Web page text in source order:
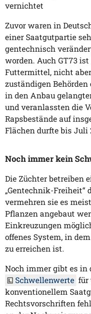
vernichtet
Zuvor waren in
einer Saatgutpartie
gentechnisch
worden. Auch GT73
Futtermittel, nicht
zuständigen
in den Anbau
und veranlassten die
Rapsbestände auf
Flächen durfte bis Juli
Noch immer kein
Die Züchter betreiben
„Gentechnik-Freiheit“
vermehren sie es
Pflanzen angebaut
Einkreuzungen
offenes System, in
zu erreichen ist.
Noch immer gibt es in
Schwellenwerte für
konventionellem
Rechtsvorschriften